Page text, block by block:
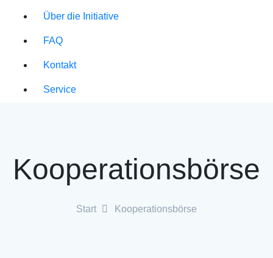
Über die Initiative
FAQ
Kontakt
Service
Kooperationsbörse
Start Kooperationsbörse